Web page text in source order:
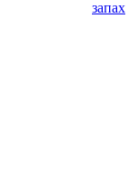
запах